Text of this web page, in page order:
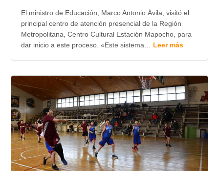
El ministro de Educación, Marco Antonio Ávila, visitó el
principal centro de atención presencial de la Región
Metropolitana, Centro Cultural Estación Mapocho, para
dar inicio a este proceso. «Este sistema… Leer más